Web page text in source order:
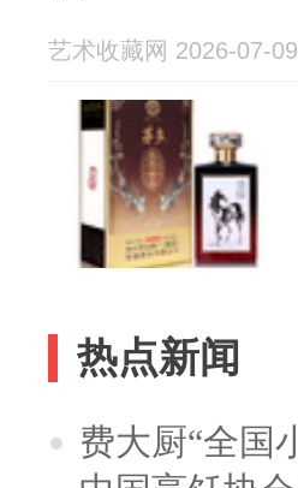
艺术收藏网 2026-07-09
热点新闻
费大厨“全国